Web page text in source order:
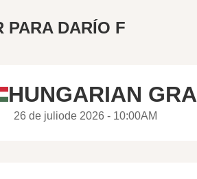
PARA DARÍO F
HUNGARIAN
26 de juliode 2026 - 10:00AM